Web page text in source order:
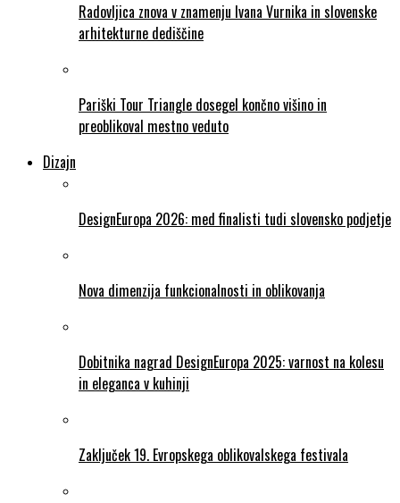
Radovljica znova v znamenju Ivana Vurnika in slovenske
arhitekturne dediščine
Pariški Tour Triangle dosegel končno višino in
preoblikoval mestno veduto
Dizajn
DesignEuropa 2026: med finalisti tudi slovensko podjetje
Nova dimenzija funkcionalnosti in oblikovanja
Dobitnika nagrad DesignEuropa 2025: varnost na kolesu
in eleganca v kuhinji
Zaključek 19. Evropskega oblikovalskega festivala